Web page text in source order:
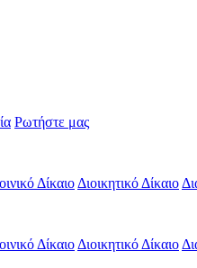
Ρωτήστε μας
Δίκαιο Διοικητικό Δίκαιο
Δίκαιο Διοικητικό Δίκαιο